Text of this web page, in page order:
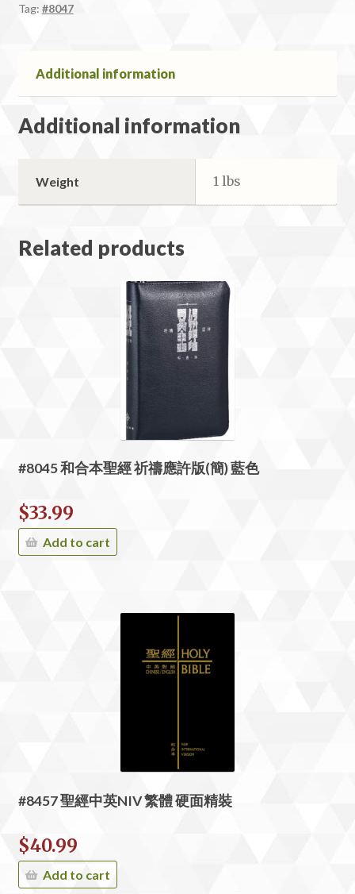
Tag: #8047
Additional information
Additional information
Weight 1 lbs
Related products
#8045 和合本聖經 祈禱應許版(簡) 藍色
$33.99
Add to cart
#8457 聖經中英NIV 繁體 硬面精裝
$40.99
Add to cart